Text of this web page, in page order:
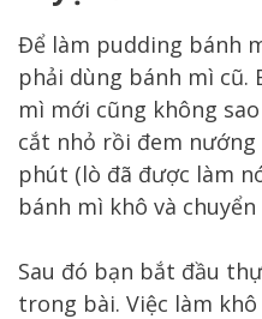
Để làm pudding bánh
phải dùng bánh mì cũ.
mì mới cũng không
cắt nhỏ rồi đem nướng
phút (lò đã được làm
bánh mì khô và
Sau đó bạn bắt đầu
trong bài. Việc làm